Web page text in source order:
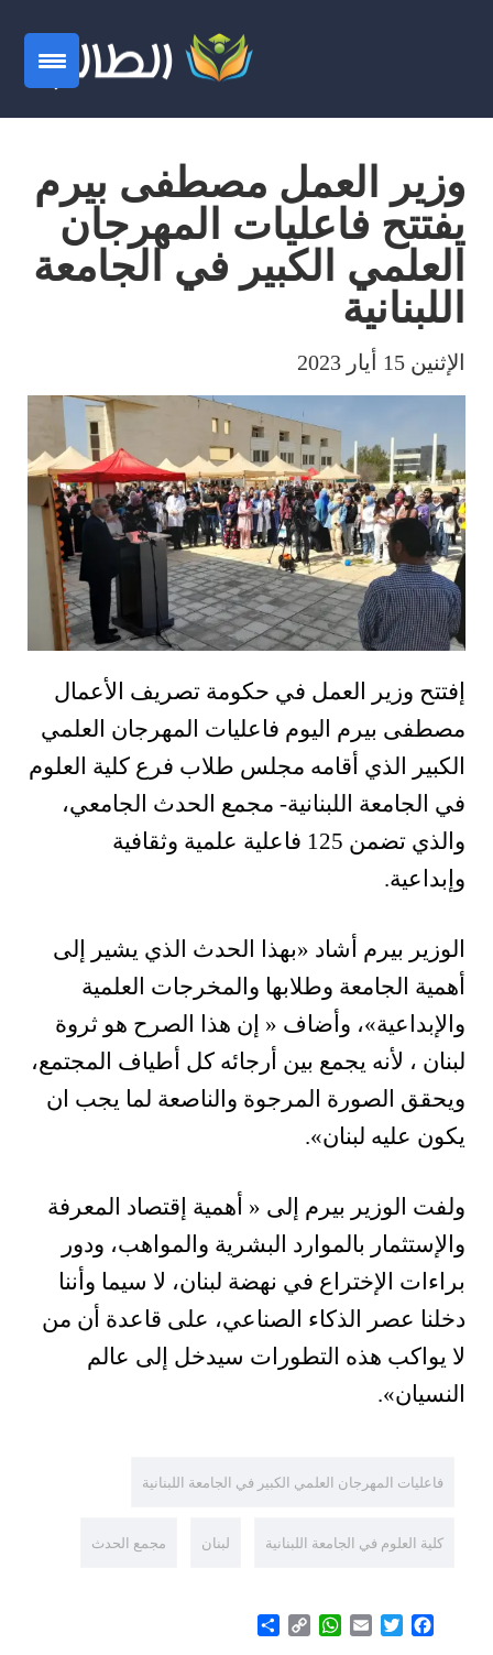
وزير العمل مصطفى بيرم
يفتتح فاعليات المهرجان
العلمي الكبير في الجامعة
اللبنانية
الإثنين 15 أيار 2023
إفتتح وزير العمل في حكومة تصريف الأعمال
مصطفى بيرم اليوم فاعليات المهرجان العلمي
الكبير الذي أقامه مجلس طلاب فرع كلية العلوم
في الجامعة اللبنانية- مجمع الحدث الجامعي،
والذي تضمن 125 فاعلية علمية وثقافية
وإبداعية.
الوزير بيرم أشاد «بهذا الحدث الذي يشير إلى
أهمية الجامعة وطلابها والمخرجات العلمية
والإبداعية»، وأضاف « إن هذا الصرح هو ثروة
لبنان ، لأنه يجمع بين أرجائه كل أطياف المجتمع،
ويحقق الصورة المرجوة والناصعة لما يجب ان
يكون عليه لبنان».
ولفت الوزير بيرم إلى « أهمية إقتصاد المعرفة
والإستثمار بالموارد البشرية والمواهب، ودور
براءات الإختراع في نهضة لبنان، لا سيما وأننا
دخلنا عصر الذكاء الصناعي، على قاعدة أن من
لا يواكب هذه التطورات سيدخل إلى عالم
النسيان».
فاعليات المهرجان العلمي الكبير في الجامعة اللبنانية
كلية العلوم في الجامعة اللبنانية لبنان مجمع الحدث
Facebook
Twitter
Email
WhatsApp
Copy